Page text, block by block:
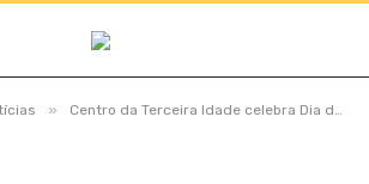
» Centro da Terceira Idade celebra Dia das Mães com tarde de alegria e homenagens